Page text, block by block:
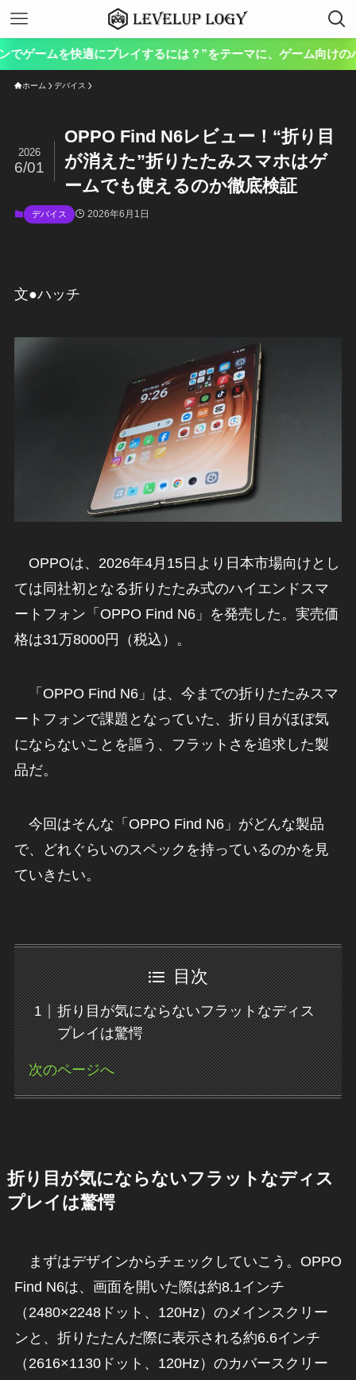
本サイト「
ホーム デバイス
OPPO Find N6レビュー！“折り目
が消えた”折りたたみスマホはゲ
ームでも使えるのか徹底検証
2026
6/01
デバイス 2026年6月1日
文●ハッチ
OPPOは、2026年4月15日より日本市場向けとし
ては同社初となる折りたたみ式のハイエンドスマ
ートフォン「OPPO Find N6」を発売した。実売価
格は31万8000円（税込）。
「OPPO Find N6」は、今までの折りたたみスマ
ートフォンで課題となっていた、折り目がほぼ気
にならないことを謳う、フラットさを追求した製
品だ。
今回はそんな「OPPO Find N6」がどんな製品
で、どれぐらいのスペックを持っているのかを見
ていきたい。
目次
折り目が気にならないフラットなディス
プレイは驚愕
次のページへ
折り目が気にならないフラットなディス
プレイは驚愕
まずはデザインからチェックしていこう。OPPO
Find N6は、画面を開いた際は約8.1インチ
（2480×2248ドット、120Hz）のメインスクリー
ンと、折りたたんだ際に表示される約6.6インチ
（2616×1130ドット、120Hz）のカバースクリー